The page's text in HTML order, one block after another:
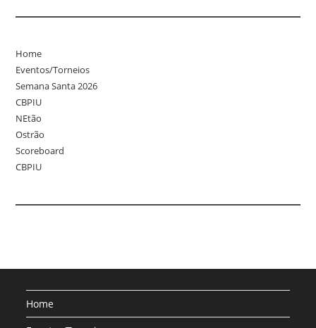
Home
Eventos/Torneios
Semana Santa 2026
CBPIU
NEtão
Ostrão
Scoreboard
CBPIU
Home